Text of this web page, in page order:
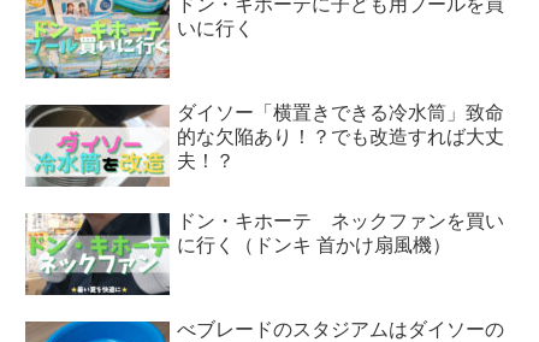
ドン・キホーテに子ども用プールを買
いに行く
ダイソー「横置きできる冷水筒」致命
的な欠陥あり！？でも改造すれば大丈
夫！？
ドン・キホーテ ネックファンを買い
に行く（ドンキ 首かけ扇風機）
べブレードのスタジアムはダイソーの